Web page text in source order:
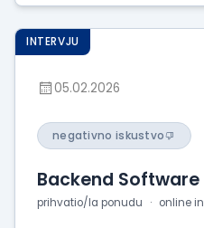
INTERVJU
05.02.2026
negativno iskustvo
Backend
prihvatio/la ponudu online